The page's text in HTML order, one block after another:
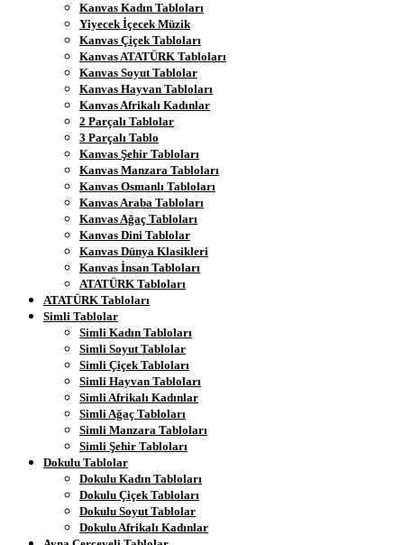
Kanvas Kadın Tabloları
Yiyecek İçecek Müzik
Kanvas Çiçek Tabloları
Kanvas ATATÜRK Tabloları
Kanvas Soyut Tablolar
Kanvas Hayvan Tabloları
Kanvas Afrikalı Kadınlar
2 Parçalı Tablolar
3 Parçalı Tablo
Kanvas Şehir Tabloları
Kanvas Manzara Tabloları
Kanvas Osmanlı Tabloları
Kanvas Araba Tabloları
Kanvas Ağaç Tabloları
Kanvas Dini Tablolar
Kanvas Dünya Klasikleri
Kanvas İnsan Tabloları
ATATÜRK Tabloları
ATATÜRK Tabloları
Simli Tablolar
Simli Kadın Tabloları
Simli Soyut Tablolar
Simli Çiçek Tabloları
Simli Hayvan Tabloları
Simli Afrikalı Kadınlar
Simli Ağaç Tabloları
Simli Manzara Tabloları
Simli Şehir Tabloları
Dokulu Tablolar
Dokulu Kadın Tabloları
Dokulu Çiçek Tabloları
Dokulu Soyut Tablolar
Dokulu Afrikalı Kadınlar